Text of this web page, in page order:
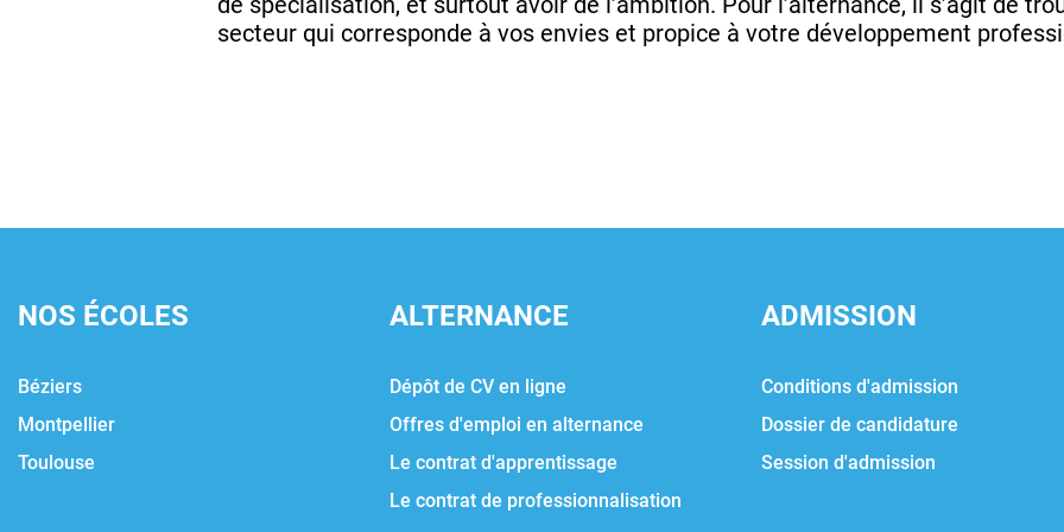
secteur qui corresponde à vos envies et propice à votre développement
NOS ÉCOLES
Béziers
Montpellier
Toulouse
ALTERNANCE
Dépôt de CV en ligne
Offres d'emploi en alternance
Le contrat d'apprentissage
Le contrat de professionnalisation
ADMISSION
Conditions d'admission
Dossier de candidature
Session d'admission